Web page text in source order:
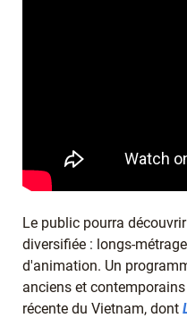
Le public pourra
diversifiée : longs-
d'animation. Un
anciens et
récente du Vietnam, dont